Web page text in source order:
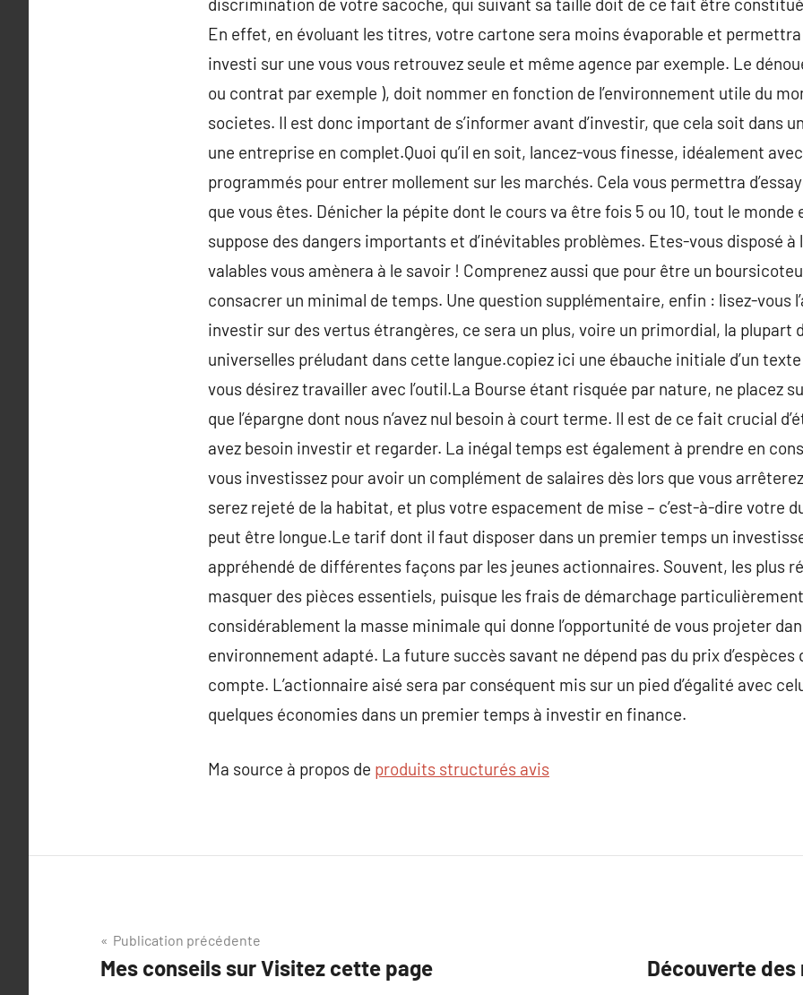
En effet, en évoluant les titres, votre cartone sera moins évaporable et permettra
investi sur une vous vous retrouvez seule et même agence par exemple. Le
ou contrat par exemple ), doit nommer en fonction de l’environnement utile du
societes. Il est donc important de s’informer avant d’investir, que cela soit dans
une entreprise en complet.Quoi qu’il en soit, lancez-vous finesse, idéalement
programmés pour entrer mollement sur les marchés. Cela vous permettra
que vous êtes. Dénicher la pépite dont le cours va être fois 5 ou 10, tout le monde
suppose des dangers importants et d’inévitables problèmes. Etes-vous disposé à
valables vous amènera à le savoir ! Comprenez aussi que pour être un
consacrer un minimal de temps. Une question supplémentaire, enfin : lisez-vous
investir sur des vertus étrangères, ce sera un plus, voire un primordial, la plupart
universelles préludant dans cette langue.copiez ici une ébauche initiale d’un texte
vous désirez travailler avec l’outil.La Bourse étant risquée par nature, ne placez
que l’épargne dont nous n’avez nul besoin à court terme. Il est de ce fait crucial
avez besoin investir et regarder. La inégal temps est également à prendre en
vous investissez pour avoir un complément de salaires dès lors que vous
serez rejeté de la habitat, et plus votre espacement de mise – c’est-à-dire votre
peut être longue.Le tarif dont il faut disposer dans un premier temps un
appréhendé de différentes façons par les jeunes actionnaires. Souvent, les plus
masquer des pièces essentiels, puisque les frais de démarchage
considérablement la masse minimale qui donne l’opportunité de vous projeter
environnement adapté. La future succès savant ne dépend pas du prix d’espèces
compte. L’actionnaire aisé sera par conséquent mis sur un pied d’égalité avec
quelques économies dans un premier temps à investir en finance.
Ma source à propos de produits structurés avis
Navigation
de
Publication précédente
Mes conseils sur Visitez cette page
Découverte